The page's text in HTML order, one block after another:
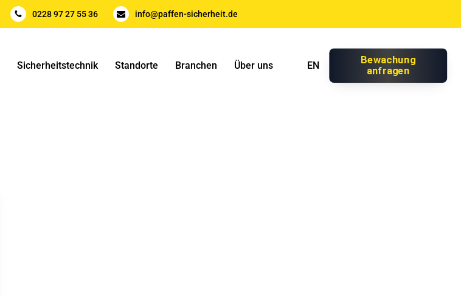
0228 97 27 55 36 info@paffen-sicherheit.de
Sicherheitstechnik Standorte Branchen Über uns EN
Bewachung
anfragen